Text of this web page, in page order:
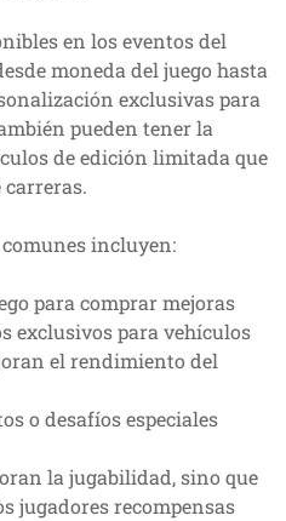
en los eventos del
moneda del juego hasta
exclusivas para
pueden tener la
de edición limitada que
incluyen:
para comprar mejoras
exclusivos para vehículos
el rendimiento del
o desafíos especiales
la jugabilidad, sino que
jugadores recompensas